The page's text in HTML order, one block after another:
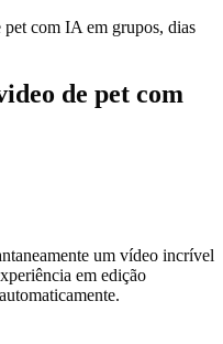
com IA em grupos, dias
de pet com
um vídeo incrível
em edição